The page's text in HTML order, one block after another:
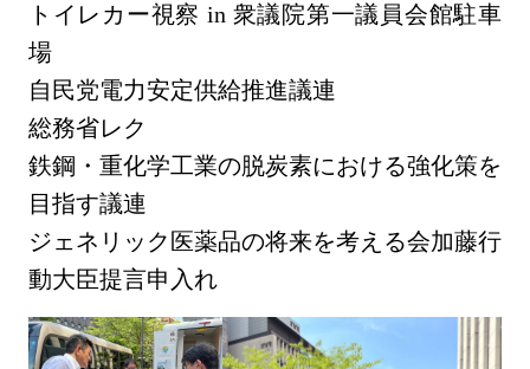
トイレカー視察 in 衆議院第一議員会館駐車
場
自民党電力安定供給推進議連
総務省レク
鉄鋼・重化学工業の脱炭素における強化策を
目指す議連
ジェネリック医薬品の将来を考える会加藤行
動大臣提言申入れ